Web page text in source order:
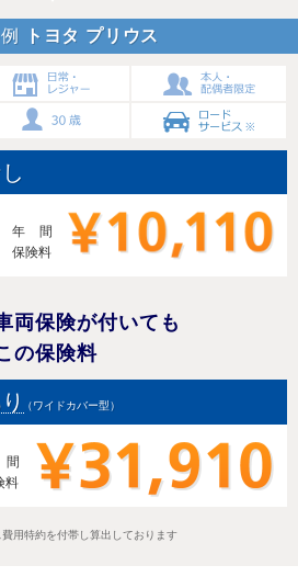
トヨタ プリウス
レジャー 本人・配偶者限定
ロードサービス※
年間
保険料
両保険が付いても
の保険料
（ワイドカバー型）
料
用特約を付帯し算出しております